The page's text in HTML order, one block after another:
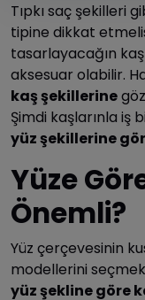
Tıpkı saç şekilleri
tipine dikkat
tasarlayacağın
aksesuar olabilir.
kaş şekillerine
Şimdi kaşlarınla iş
yüz şekillerine
Yüze
Önemli?
Yüz çerçevesinin
modellerini
yüz şekline göre